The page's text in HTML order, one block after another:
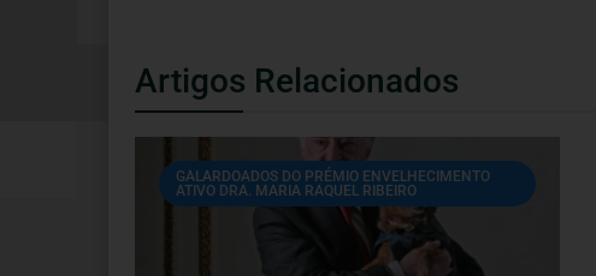
Artigos Relacionados
GALARDOADOS DO PRÉMIO ENVELHECIMENTO
ATIVO DRA. MARIA RAQUEL RIBEIRO